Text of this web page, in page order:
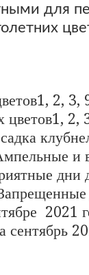
для
2,
цветов1,
и
дни
2021
сентябрь